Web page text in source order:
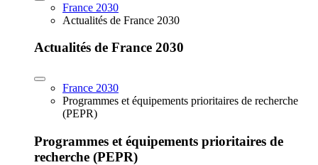
France 2030
Actualités de France 2030
Actualités de France 2030
France 2030
Programmes et équipements prioritaires de recherche
(PEPR)
Programmes et équipements prioritaires de
recherche (PEPR)